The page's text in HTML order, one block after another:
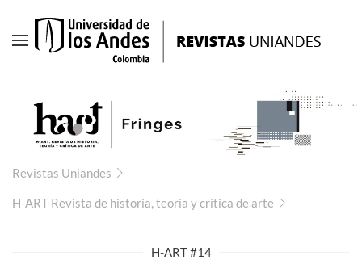
Ir
principal
Revistas Uniandes
H-ART Revista de historia, teoría y crítica de arte
H-ART #14